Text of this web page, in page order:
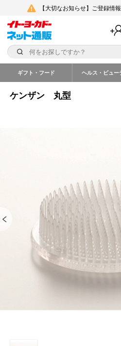
【大切なお知らせ】ご登録情
ギフト・フード ヘルス・ビュー
ケンザン 丸型